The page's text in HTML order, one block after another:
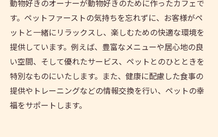
動物好きのオーナーが動物好きのために作ったカフェで
す。ペットファーストの気持ちを忘れずに、お客様がペ
ットと一緒にリラックスし、楽しむための快適な環境を
提供しています。例えば、豊富なメニューや居心地の良
い空間、そして優れたサービス、ペットとのひとときを
特別なものにいたします。また、健康に配慮した食事の
提供やトレーニングなどの情報交換を行い、ペットの幸
福をサポートします。